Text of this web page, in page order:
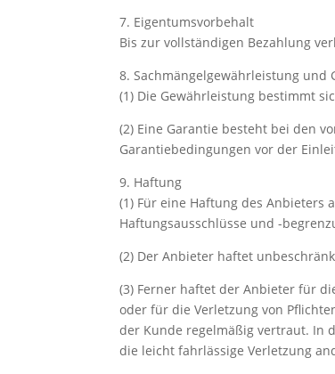
7. Eigentumsvorbehalt
Bis zur vollständigen Bezahlung
8. Sachmängelgewährleistung und
(1) Die Gewährleistung bestimmt
(2) Eine Garantie besteht bei den
Garantiebedingungen vor der
9. Haftung
(1) Für eine Haftung des Anbieters
Haftungsausschlüsse und -
(2) Der Anbieter haftet
(3) Ferner haftet der Anbieter für
oder für die Verletzung von
der Kunde regelmäßig vertraut. In
die leicht fahrlässige Verletzung